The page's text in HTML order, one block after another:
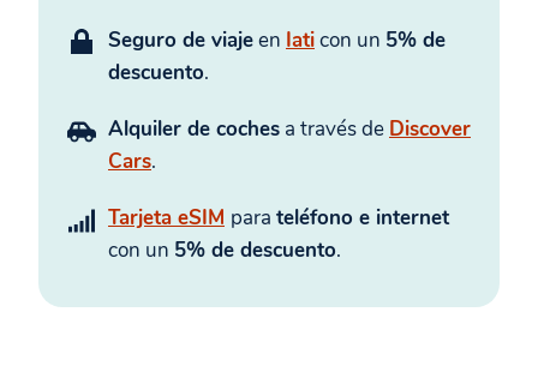
Seguro de viajeen Iaticon un 5% de
descuento.
Alquiler de coches a través de Discover
Cars.
Tarjeta eSIM para teléfono e internet
con un 5% de descuento.